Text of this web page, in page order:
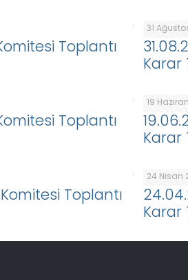
Toplantı
31
Karar
Toplantı
19
Karar
Toplantı
24 Nisan
Karar